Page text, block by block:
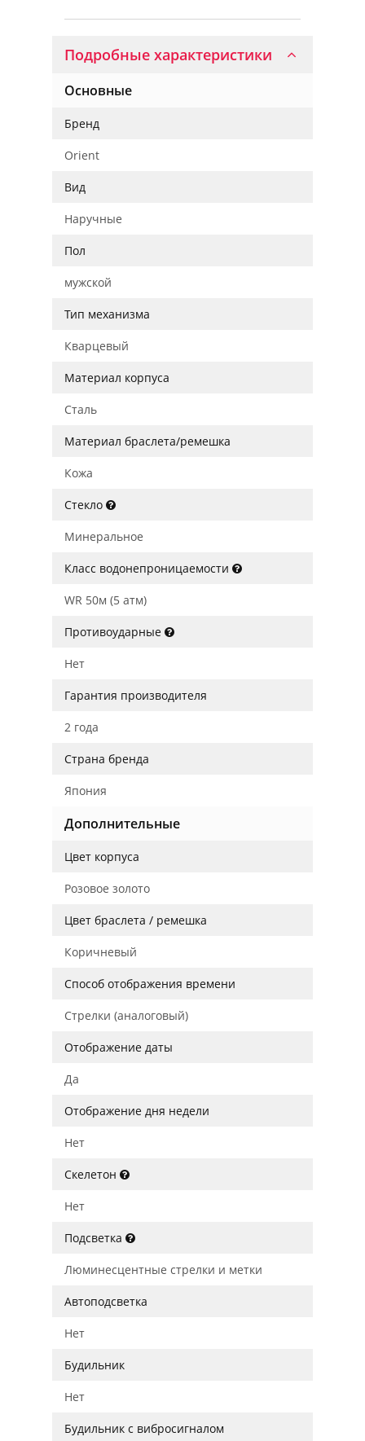
Подробные характеристики
Основные
Бренд
Orient
Вид
Наручные
Пол
мужской
Тип механизма
Кварцевый
Материал корпуса
Сталь
Материал браслета/ремешка
Кожа
Стекло
Минеральное
Класс водонепроницаемости
WR 50м (5 атм)
Противоударные
Нет
Гарантия производителя
2 года
Страна бренда
Япония
Дополнительные
Цвет корпуса
Розовое золото
Цвет браслета / ремешка
Коричневый
Способ отображения времени
Стрелки (аналоговый)
Отображение даты
Да
Отображение дня недели
Нет
Скелетон
Нет
Подсветка
Люминесцентные стрелки и метки
Автоподсветка
Нет
Будильник
Нет
Будильник с вибросигналом